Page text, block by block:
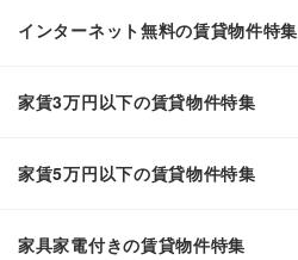
インターネット無料の賃貸物件特集
家賃3万円以下の賃貸物件特集
家賃5万円以下の賃貸物件特集
家具家電付きの賃貸物件特集